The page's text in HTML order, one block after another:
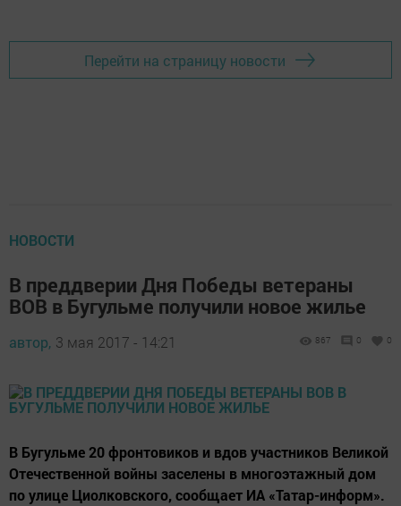
Перейти на страницу новости
НОВОСТИ
В преддверии Дня Победы ветераны
ВОВ в Бугульме получили новое жилье
автор, 3 мая 2017 - 14:21 867 0 0
В Бугульме 20 фронтовиков и вдов участников Великой
Отечественной войны заселены в многоэтажный дом
по улице Циолковского, сообщает ИА «Татар-информ».